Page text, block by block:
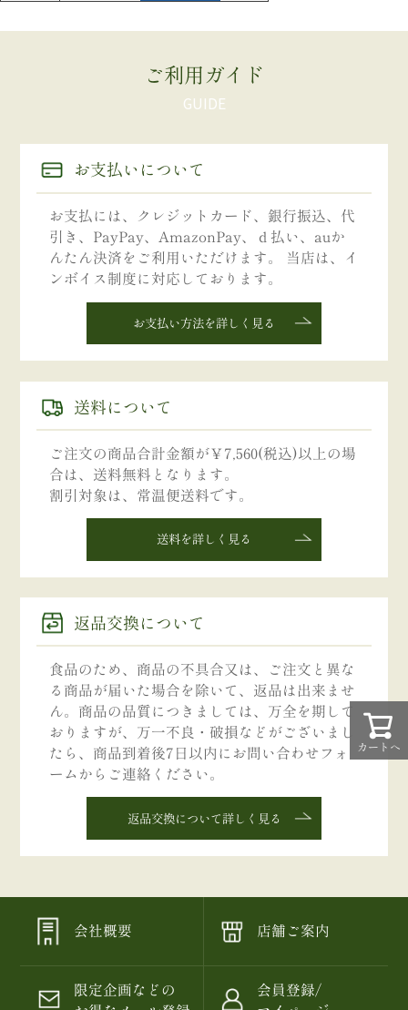
カートへ
ご利用ガイド
お支払いについて
お支払には、クレジットカード、銀行振込、代
引き、PayPay、AmazonPay、ｄ払い、auか
んたん決済をご利用いただけます。 当店は、イ
ンボイス制度に対応しております。
お支払い方法を詳しく見る
送料について
ご注文の商品合計金額が￥7,560(税込)以上の場
合は、送料無料となります。
割引対象は、常温便送料です。
送料を詳しく見る
返品交換について
食品のため、商品の不具合又は、ご注文と異な
る商品が届いた場合を除いて、返品は出来ませ
ん。商品の品質につきましては、万全を期して
おりますが、万一不良・破損などがございまし
たら、商品到着後7日以内にお問い合わせフォ
ームからご連絡ください。
返品交換について詳しく見る
会社概要 店舗ご案内
限定企画などの
会員登録/